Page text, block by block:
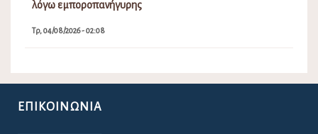
λόγω εμποροπανήγυρης
Τρ, 04/08/2026 - 02:08
ΕΠΙΚΟΙΝΩΝΊΑ